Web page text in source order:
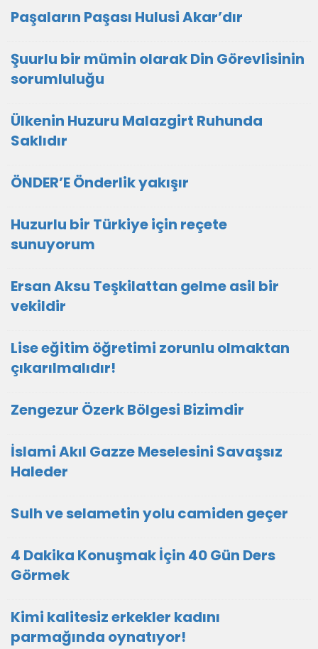
Paşaların Paşası Hulusi Akar’dır
Şuurlu bir mümin olarak Din Görevlisinin
sorumluluğu
Ülkenin Huzuru Malazgirt Ruhunda
Saklıdır
ÖNDER’E Önderlik yakışır
Huzurlu bir Türkiye için reçete
sunuyorum
Ersan Aksu Teşkilattan gelme asil bir
vekildir
Lise eğitim öğretimi zorunlu olmaktan
çıkarılmalıdır!
Zengezur Özerk Bölgesi Bizimdir
İslami Akıl Gazze Meselesini Savaşsız
Haleder
Sulh ve selametin yolu camiden geçer
4 Dakika Konuşmak İçin 40 Gün Ders
Görmek
Kimi kalitesiz erkekler kadını
parmağında oynatıyor!